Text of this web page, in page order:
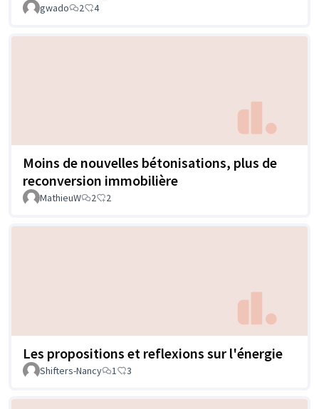
gwado 2 4
Moins de nouvelles bétonisations, plus de
reconversion immobilière
MathieuW 2 2
Les propositions et reflexions sur l'énergie
Shifters-Nancy 1 3